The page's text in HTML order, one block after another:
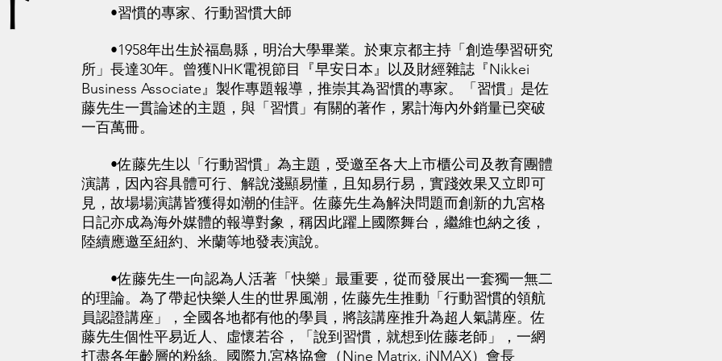
•習慣的專家、行動習慣大師
•1958年出生於福島縣，明治大學畢業。於東京都主持「創造學習研究
所」長達30年。曾獲NHK電視節目『早安日本』以及財經雜誌『Nikkei
Business Associate』製作專題報導，推崇其為習慣的專家。「習慣」是佐
藤先生一貫論述的主題，與「習慣」有關的著作，累計海內外銷量已突破
一百萬冊。
•佐藤先生以「行動習慣」為主題，受邀至各大上市櫃公司及教育團體
演講，因內容具體可行、解說淺顯易懂，且知易行易，實踐效果又立即可
見，故場場演講皆獲得如潮的佳評。佐藤先生為解決問題而創新的九宮格
日記亦成為海外媒體的報導對象，稱因此躍上國際舞台，繼維也納之後，
陸續應邀至紐約、米蘭等地發表演說。
•佐藤先生一向認為人活著「快樂」最重要，從而發展出一套獨一無二
的理論。為了帶起快樂人生的世界風潮，佐藤先生推動「行動習慣的領航
員認證講座」，全國各地都有他的學員，將該講座推升為超人氣講座。佐
藤先生個性平易近人、虛懷若谷，「說到習慣，就想到佐藤老師」，一網
打盡各年齡層的粉絲。國際九宮格協會（Nine Matrix, iNMAX）會長